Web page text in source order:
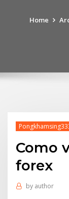
Home
Como
forex
by author